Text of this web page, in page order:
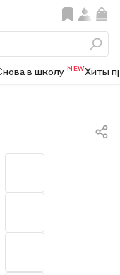
в школу NEWХиты